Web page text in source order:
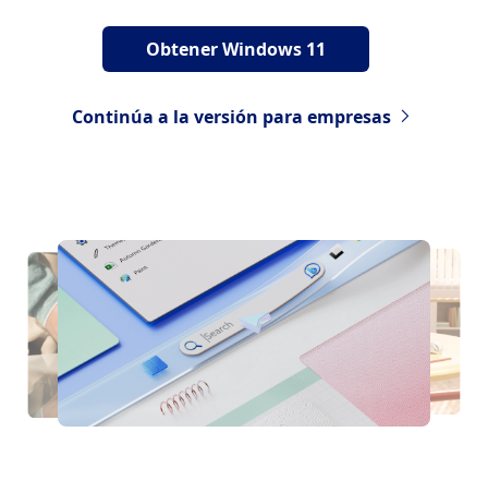
Obtener Windows 11
Continúa a la versión para empresas